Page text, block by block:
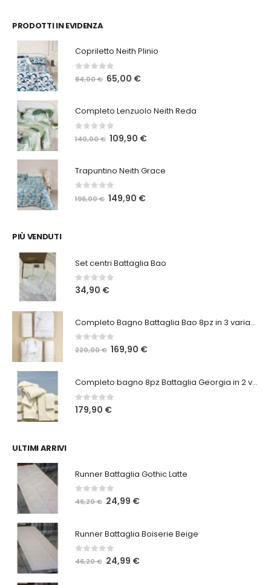
PRODOTTI IN EVIDENZA
Copriletto Neith Plinio
0 Su 5
84,00€ Il
era:
84,00 €.
65,00 €Il
è:
Completo Lenzuolo Neith Reda
140,00€ Il
era:
140,00 €.
109,90 €Il
è:
Trapuntino Neith Grace
196,00€ Il149,90 €Il
PIÙ VENDUTI
Set centri Battaglia Bao
0 Su 5
34,90 €
Completo Bagno Battaglia Bao 8pz in 3 varianti
0Su 5
220,00€ Il
era:
220,00 €.
169,90 €Il
è:
Completo bagno 8pz Battaglia Georgia in 2 varianti
0Su 5
179,90 €
ULTIMI ARRIVI
Runner Battaglia Gothic Latte
0 Su 5
46,20€ Il
era:
46,20 €.
24,99 €Il
è:
Runner Battaglia Boiserie Beige
0 Su 5
46,20€ Il24,99 €Il